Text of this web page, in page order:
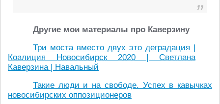
Другие мои материалы про Каверзину
Три моста вместо двух это деградация |
Коалиция Новосибирск 2020 | Светлана
Каверзина | Навальный
Такие люди и на свободе. Успех в кавычках
новосибирских оппозиционеров